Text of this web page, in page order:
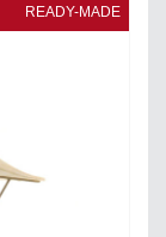
READY-MADE